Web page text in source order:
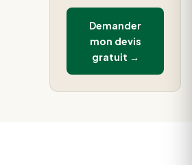
Demander
mon devis
gratuit →